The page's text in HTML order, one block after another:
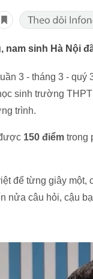
nam sinh Hà Nội
3 - tháng 3 -
sinh trường
trình.
150 điểm trong
để từng giây
nửa câu hỏi, cậu